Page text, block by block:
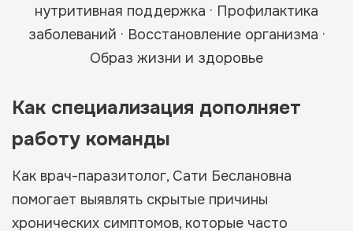
нутритивная поддержка · Профилактика
заболеваний · Восстановление организма ·
Образ жизни и здоровье
Как специализация дополняет
работу команды
Как врач-паразитолог, Сати Беслановна
помогает выявлять скрытые причины
хронических симптомов, которые часто